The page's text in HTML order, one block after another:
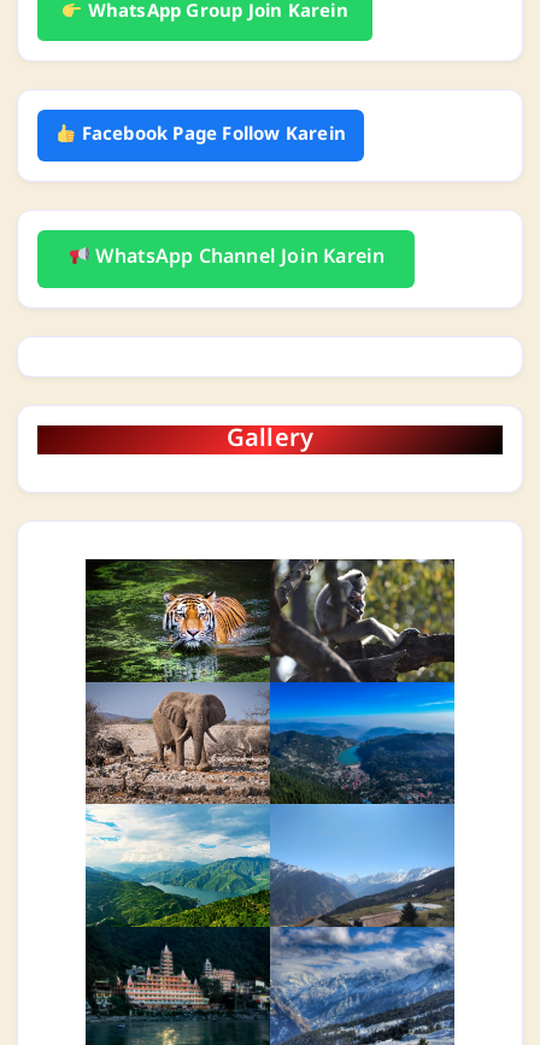
WhatsApp Group Join Karein
Facebook Page Follow Karein
WhatsApp Channel Join Karein
Gallery